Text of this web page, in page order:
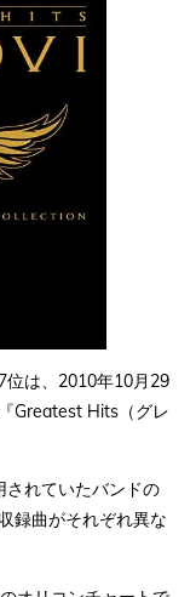
位は、2010年10月29
Greatest Hits（グレ
れていたバンドの
録曲がそれぞれ異な